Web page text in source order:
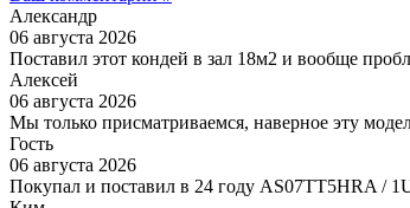
Александр
06 августа 2026
Поставил этот кондей в зал 18м2 и вообще
Алексей
06 августа 2026
Мы только присматриваемся, наверное эту
Гость
06 августа 2026
Покупал и поставил в 24 году AS07TT5HRA /